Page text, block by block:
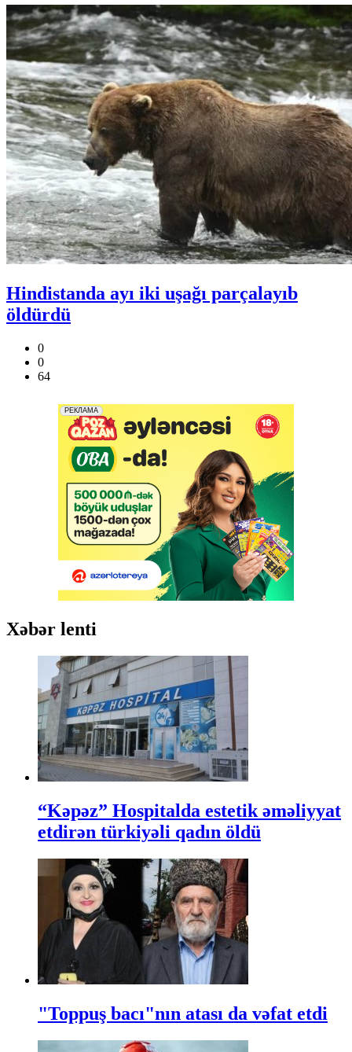
Hindistanda ayı iki uşağı parçalayıb
öldürdü
0
0
64
Xəbər lenti
“Kəpəz” Hospitalda estetik əməliyyat
etdirən türkiyəli qadın öldü
"Toppuş bacı"nın atası da vəfat etdi